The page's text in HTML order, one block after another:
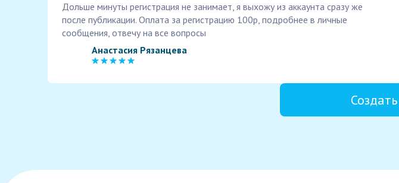
Дольше минуты регистрация не занимает, я выхожу из аккаунта сразу же
после публикации. Оплата за регистрацию 100р, подробнее в личные
сообщения, отвечу на все вопросы
Анастасия Рязанцева